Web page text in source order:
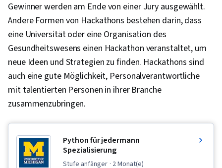
Gewinner werden am Ende von einer Jury ausgewählt.
Andere Formen von Hackathons bestehen darin, dass
eine Universität oder eine Organisation des
Gesundheitswesens einen Hackathon veranstaltet, um
neue Ideen und Strategien zu finden. Hackathons sind
auch eine gute Möglichkeit, Personalverantwortliche
mit talentierten Personen in ihrer Branche
zusammenzubringen.
Python für jedermann
Spezialisierung
stufe anfänger · 2 Monat(e)